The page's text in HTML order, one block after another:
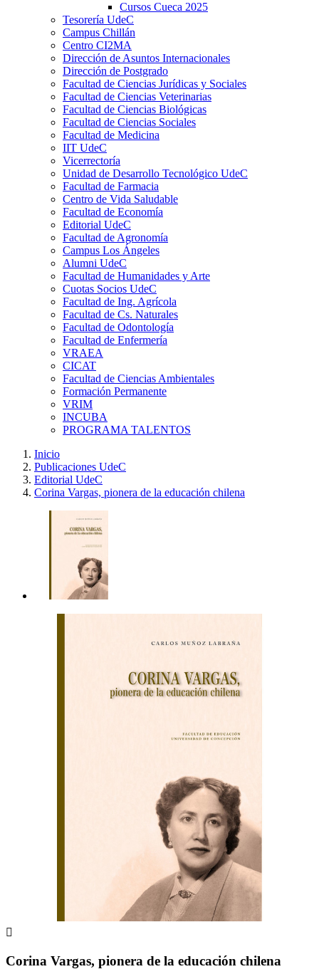
Cursos Cueca 2025
Tesorería UdeC
Campus Chillán
Centro CI2MA
Dirección de Asuntos Internacionales
Dirección de Postgrado
Facultad de Ciencias Jurídicas y Sociales
Facultad de Ciencias Veterinarias
Facultad de Ciencias Biológicas
Facultad de Ciencias Sociales
Facultad de Medicina
IIT UdeC
Vicerrectoría
Unidad de Desarrollo Tecnológico UdeC
Facultad de Farmacia
Centro de Vida Saludable
Facultad de Economía
Editorial UdeC
Facultad de Agronomía
Campus Los Ángeles
Alumni UdeC
Facultad de Humanidades y Arte
Cuotas Socios UdeC
Facultad de Ing. Agrícola
Facultad de Cs. Naturales
Facultad de Odontología
Facultad de Enfermería
VRAEA
CICAT
Facultad de Ciencias Ambientales
Formación Permanente
VRIM
INCUBA
PROGRAMA TALENTOS
Inicio
Publicaciones UdeC
Editorial UdeC
Corina Vargas, pionera de la educación chilena

Corina Vargas, pionera de la educación chilena